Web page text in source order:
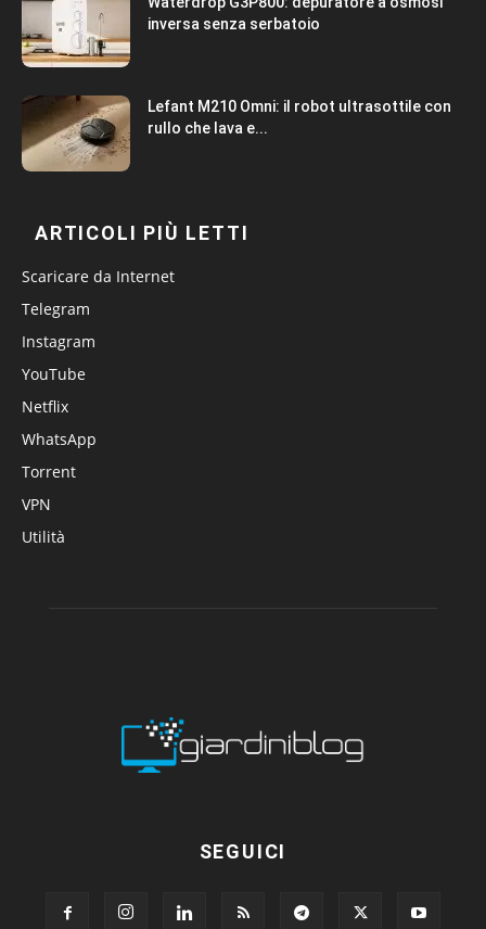
inversa senza serbatoio
Lefant M210 Omni: il robot ultrasottile con
rullo che lava e...
ARTICOLI PIÙ LETTI
Scaricare da Internet
Telegram
Instagram
YouTube
Netflix
WhatsApp
Torrent
VPN
Utilità
SEGUICI